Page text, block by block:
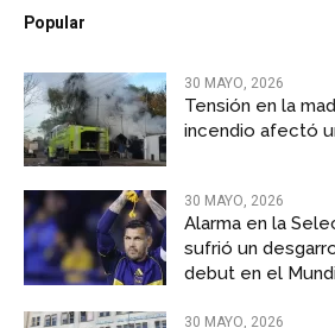
Popular
30 MAYO, 2026
Tensión en la
incendio afectó
30 MAYO, 2026
Alarma en la
sufrió un
debut en el
30 MAYO, 2026